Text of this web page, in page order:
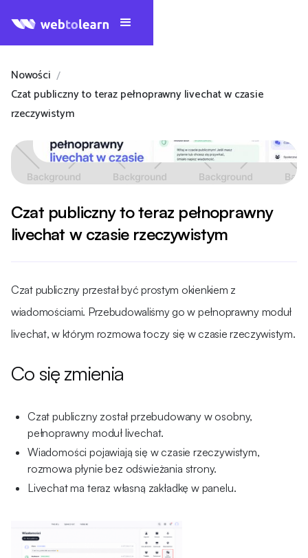
Nowości /
Czat publiczny to teraz pełnoprawny livechat w czasie
rzeczywistym
Czat publiczny to teraz pełnoprawny
livechat w czasie rzeczywistym
Czat publiczny przestał być prostym okienkiem z
wiadomościami. Przebudowaliśmy go w pełnoprawny moduł
livechat, w którym rozmowa toczy się w czasie rzeczywistym.
Co się zmienia
Czat publiczny został przebudowany w osobny,
pełnoprawny moduł livechat.
Wiadomości pojawiają się w czasie rzeczywistym,
rozmowa płynie bez odświeżania strony.
Livechat ma teraz własną zakładkę w panelu.